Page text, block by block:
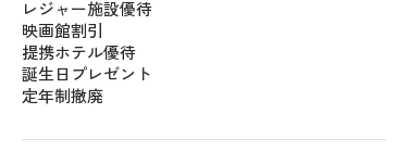
レジャー施設優待
映画館割引
提携ホテル優待
誕生日プレゼント
定年制撤廃